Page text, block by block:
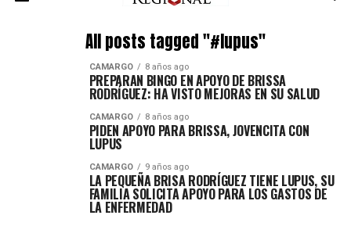
All posts tagged "#lupus"
CAMARGO 8 años ago
PREPARAN BINGO EN APOYO DE BRISSA
RODRÍGUEZ: HA VISTO MEJORAS EN SU SALUD
CAMARGO 8 años ago
PIDEN APOYO PARA BRISSA, JOVENCITA CON
LUPUS
CAMARGO 9 años ago
LA PEQUEÑA BRISA RODRÍGUEZ TIENE LUPUS, SU
FAMILIA SOLICITA APOYO PARA LOS GASTOS DE
LA ENFERMEDAD